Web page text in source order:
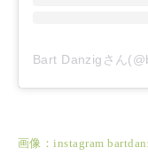
Bart Danzigさん
画像：instagram